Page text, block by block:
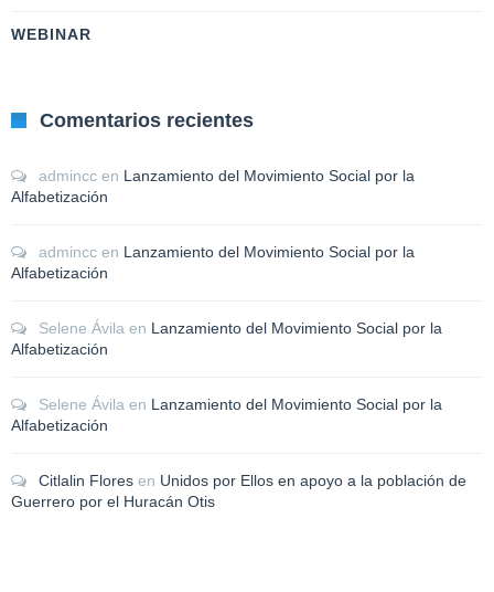
WEBINAR
Comentarios recientes
admincc en Lanzamiento del Movimiento Social por la
Alfabetización
admincc en Lanzamiento del Movimiento Social por la
Alfabetización
Selene Ávila en Lanzamiento del Movimiento Social por la
Alfabetización
Selene Ávila en Lanzamiento del Movimiento Social por la
Alfabetización
Citlalin Flores en Unidos por Ellos en apoyo a la población de
Guerrero por el Huracán Otis